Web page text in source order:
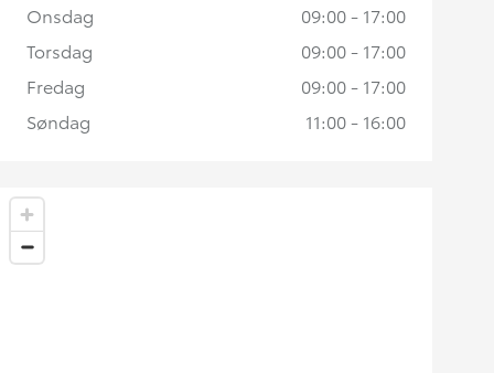
Onsdag
09:00 - 17:00
Torsdag
09:00 - 17:00
Fredag
09:00 - 17:00
Søndag
11:00 - 16:00